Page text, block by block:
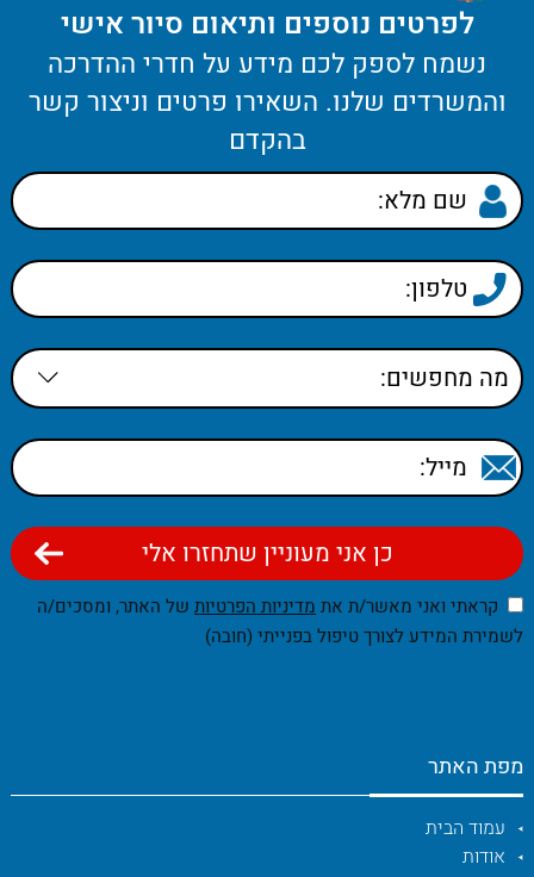
לפרטים נוספים ותיאום סיור אישי
נשמח לספק לכם מידע על חדרי ההדרכה
והמשרדים שלנו. השאירו פרטים וניצור קשר
בהקדם
קראתי ואני מאשר/ת את מדיניות הפרטיותשל האתר, ומסכים/ה
לשמירת המידע לצורך טיפול בפנייתי (חובה)
מפת האתר
עמוד הבית
אודות